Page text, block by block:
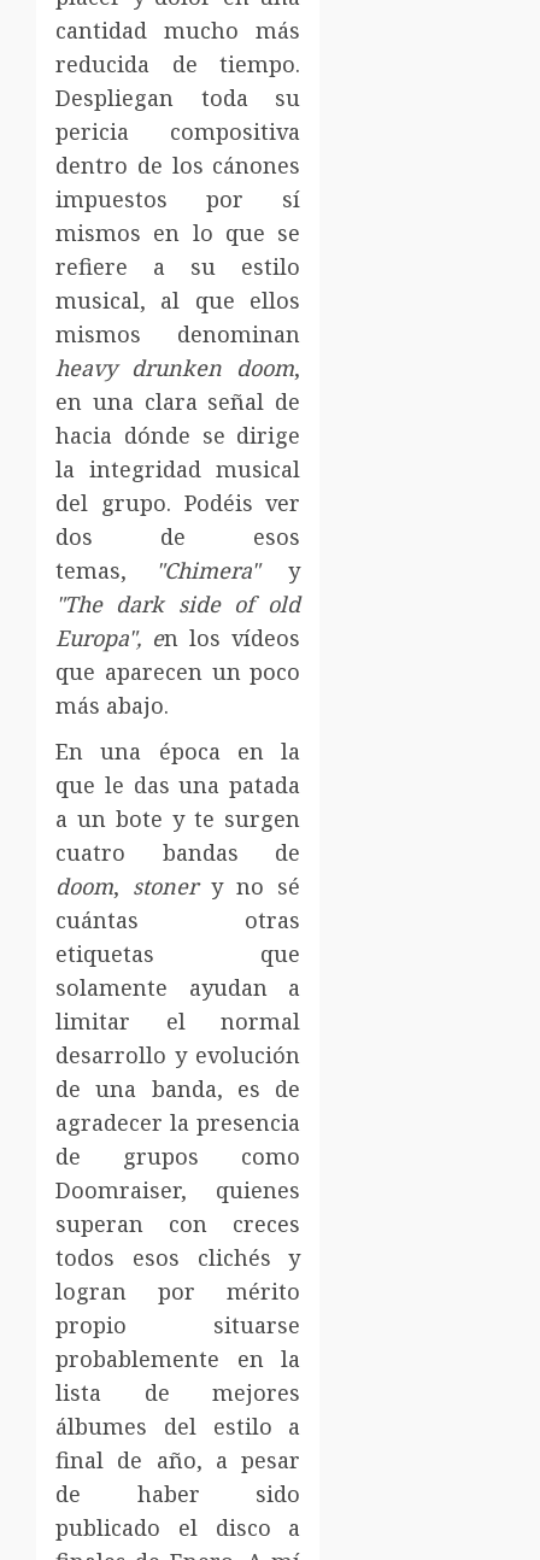
cantidad mucho más
reducida de tiempo.
Despliegan toda su
pericia compositiva
dentro de los cánones
impuestos por sí
mismos en lo que se
refiere a su estilo
musical, al que ellos
mismos denominan
heavy drunken doom,
en una clara señal de
hacia dónde se dirige
la integridad musical
del grupo. Podéis ver
dos de esos
temas,
"Chimera"y
"The dark side of old
Europa", en los vídeos
que aparecen un poco
más abajo.
En una época en la
que le das una patada
a un bote y te surgen
cuatro bandas de
doom, stonery no sé
cuántas otras
etiquetas que
solamente ayudan a
limitar el normal
desarrollo y evolución
de una banda, es de
agradecer la presencia
de grupos como
Doomraiser, quienes
superan con creces
todos esos clichés y
logran por mérito
propio situarse
probablemente en la
lista de mejores
álbumes del estilo a
final de año, a pesar
de haber sido
publicado el disco a